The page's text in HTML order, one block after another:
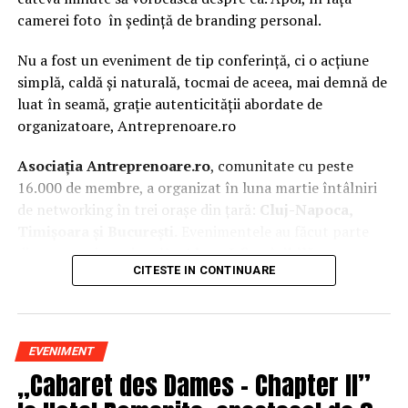
camerei foto în ședință de branding personal.
Nu a fost un eveniment de tip conferință, ci o acțiune
simplă, caldă și naturală, tocmai de aceea, mai demnă de
luat în seamă, grație autenticității abordate de
organizatoare, Antreprenoare.ro
Asociația Antreprenoare.ro, comunitate cu peste
16.000 de membre, a organizat în luna martie întâlniri
de networking în trei orașe din țară:
Cluj-Napoca,
campania națională„Aleg să fiu vizibilă„, o
inițiativă care combină sesiuni de fotografie de brand
prezentă, cu numele tău și cu afacerea ta, în spațiul
public.
La Cluj-Napoca, sesiunile foto au fost susținute de doi
fotografi profesioniști:Valentina Mihalache
CITESTE IN CONTINUARE
EVENIMENT
„Cabaret des Dames – Chapter II”